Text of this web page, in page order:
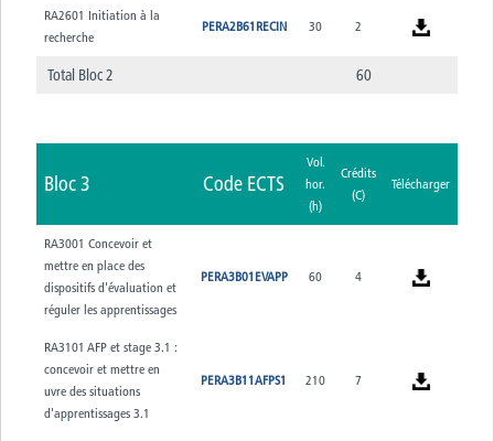
RA2601 Initiation à la
recherche
PERA2B61RECIN 30 2
Total Bloc 2 60
Bloc 3 Code ECTS
Vol.
hor.
(h)
Crédits
(C)
Télécharger
RA3001 Concevoir et
mettre en place des
dispositifs d'évaluation et
réguler les apprentissages
PERA3B01EVAPP 60 4
RA3101 AFP et stage 3.1 :
concevoir et mettre en
uvre des situations
d'apprentissages 3.1
PERA3B11AFPS1 210 7